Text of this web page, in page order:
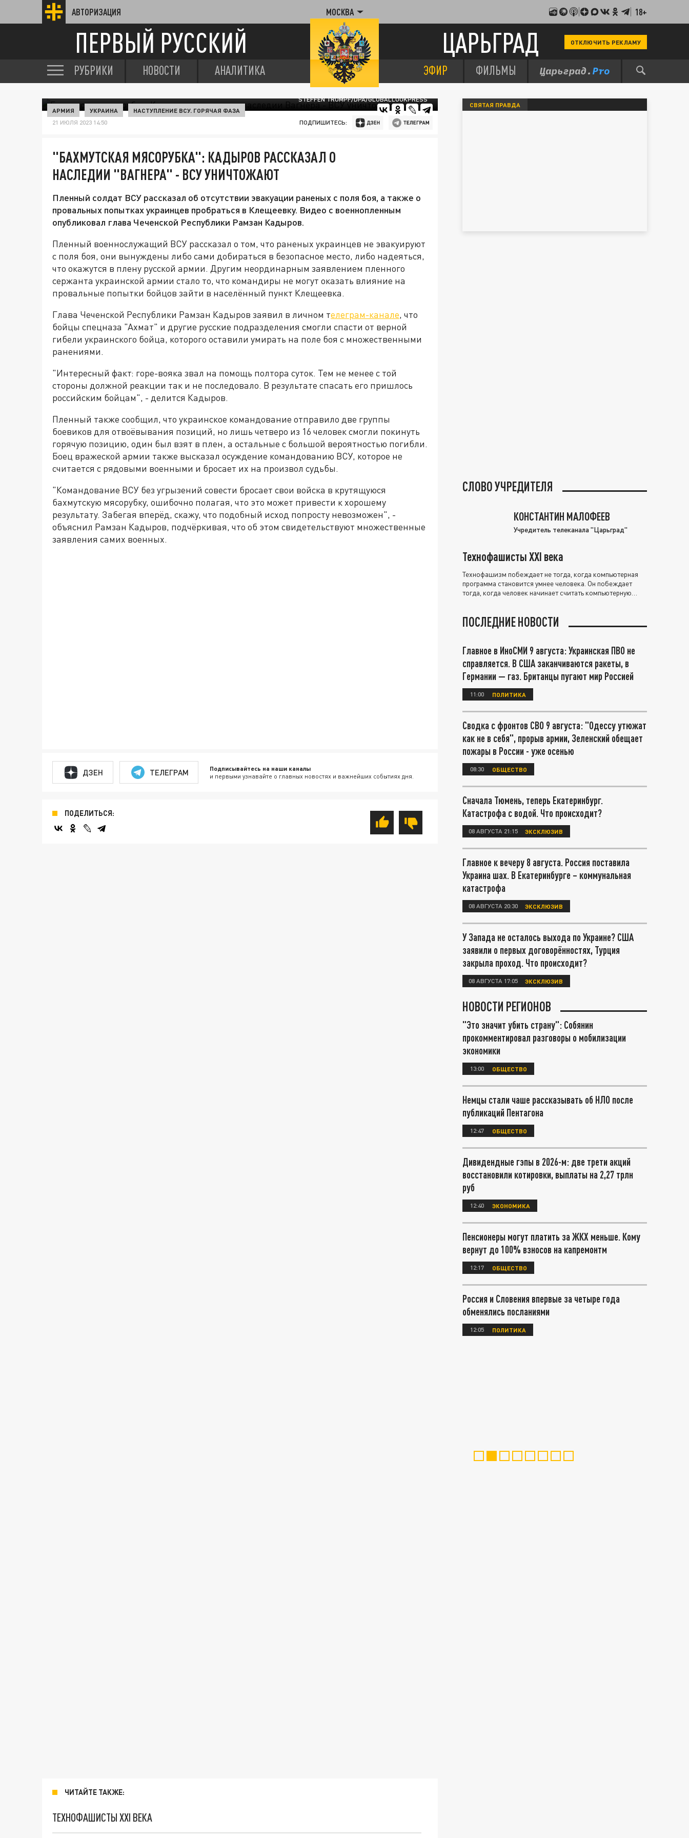
АВТОРИЗАЦИЯ МОСКВА 18+
ПЕРВЫЙ РУССКИЙ ЦАРЬГРАД ОТКЛЮЧИТЬ РЕКЛАМУ
РУБРИКИ НОВОСТИ АНАЛИТИКА ЭФИР ФИЛЬМЫ
STEFFEN TRUMPF/DPA/GLOBALLOOKPRESS
АРМИЯ УКРАИНА НАСТУПЛЕНИЕ ВСУ. ГОРЯЧАЯ ФАЗА
21 ИЮЛЯ 2023 14:50 ПОДПИШИТЕСЬ:
"БАХМУТСКАЯ МЯСОРУБКА": КАДЫРОВ РАССКАЗАЛ О
НАСЛЕДИИ "ВАГНЕРА" - ВСУ УНИЧТОЖАЮТ
Пленный солдат ВСУ рассказал об отсутствии эвакуации раненых с поля боя, а также о
провальных попытках украинцев пробраться в Клещеевку. Видео с военнопленным
опубликовал глава Чеченской Республики Рамзан Кадыров.
Пленный военнослужащий ВСУ рассказал о том, что раненых украинцев не эвакуируют
с поля боя, они вынуждены либо сами добираться в безопасное место, либо надеяться,
что окажутся в плену русской армии. Другим неординарным заявлением пленного
сержанта украинской армии стало то, что командиры не могут оказать влияние на
провальные попытки бойцов зайти в населённый пункт Клещеевка.
Глава Чеченской Республики Рамзан Кадыров заявил в личном телеграм-канале, что
бойцы спецназа "Ахмат" и другие русские подразделения смогли спасти от верной
гибели украинского бойца, которого оставили умирать на поле боя с множественными
ранениями.
"Интересный факт: горе-вояка звал на помощь полтора суток. Тем не менее с той
стороны должной реакции так и не последовало. В результате спасать его пришлось
российским бойцам", - делится Кадыров.
Пленный также сообщил, что украинское командование отправило две группы
боевиков для отвоёвывания позиций, но лишь четверо из 16 человек смогли покинуть
горячую позицию, один был взят в плен, а остальные с большой вероятностью погибли.
Боец вражеской армии также высказал осуждение командованию ВСУ, которое не
считается с рядовыми военными и бросает их на произвол судьбы.
"Командование ВСУ без угрызений совести бросает свои войска в крутящуюся
бахмутскую мясорубку, ошибочно полагая, что это может привести к хорошему
результату. Забегая вперёд, скажу, что подобный исход попросту невозможен", -
объяснил Рамзан Кадыров, подчёркивая, что об этом свидетельствуют множественные
заявления самих военных.
ДЗЕН ТЕЛЕГРАМ Подписывайтесь на наши каналы
и первыми узнавайте о главных новостях и важнейших событиях дня.
ПОДЕЛИТЬСЯ:
ЧИТАЙТЕ ТАКЖЕ:
ТЕХНОФАШИСТЫ XXI ВЕКА
СВЯТАЯ ПРАВДА
СЛОВО УЧРЕДИТЕЛЯ
КОНСТАНТИН МАЛОФЕЕВ
Учредитель телеканала "Царьград"
Технофашисты XXI века
Технофашизм побеждает не тогда, когда компьютерная
программа становится умнее человека. Он побеждает
тогда, когда человек начинает считать компьютерную
ПОСЛЕДНИЕ НОВОСТИ
Главное в ИноСМИ 9 августа: Украинская ПВО не
справляется. В США заканчиваются ракеты, в
Германии — газ. Британцы пугают мир Россией
11:00 ПОЛИТИКА
Сводка с фронтов СВО 9 августа: "Одессу утюжат
как не в себя", прорыв армии, Зеленский обещает
пожары в России - уже осенью
08:30 ОБЩЕСТВО
Сначала Тюмень, теперь Екатеринбург.
Катастрофа с водой. Что происходит?
08 АВГУСТА 21:15 ЭКСКЛЮЗИВ
Главное к вечеру 8 августа. Россия поставила
Украина шах. В Екатеринбурге – коммунальная
катастрофа
08 АВГУСТА 20:30 ЭКСКЛЮЗИВ
У Запада не осталось выхода по Украине? США
заявили о первых договорённостях, Турция
закрыла проход. Что происходит?
08 АВГУСТА 17:05 ЭКСКЛЮЗИВ
НОВОСТИ РЕГИОНОВ
"Это значит убить страну": Собянин
прокомментировал разговоры о мобилизации
экономики
13:00 ОБЩЕСТВО
Немцы стали чаше рассказывать об НЛО после
публикаций Пентагона
12:47 ОБЩЕСТВО
Дивидендные гэпы в 2026-м: две трети акций
восстановили котировки, выплаты на 2,27 трлн
руб
12:40 ЭКОНОМИКА
Пенсионеры могут платить за ЖКХ меньше. Кому
вернут до 100% взносов на капремонтм
12:17 ОБЩЕСТВО
Россия и Словения впервые за четыре года
обменялись посланиями
12:05 ПОЛИТИКА